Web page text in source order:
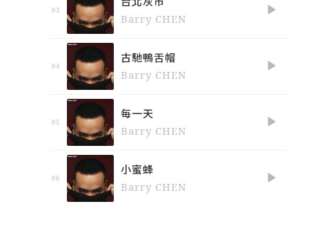
Barry CHEN
古馳鴨舌帽
Barry CHEN
每一天
Barry CHEN
小蜜蜂
Barry CHEN